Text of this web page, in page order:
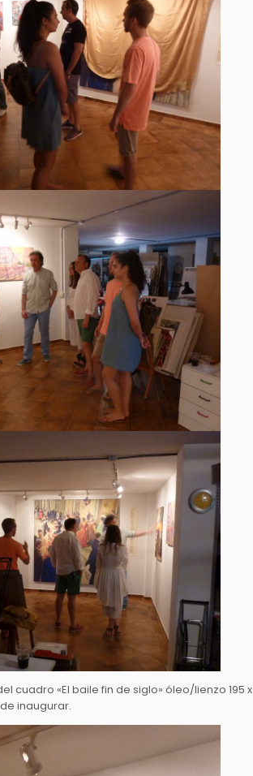
«El baile fin de siglo» óleo/lienzo 195 x
inaugurar.